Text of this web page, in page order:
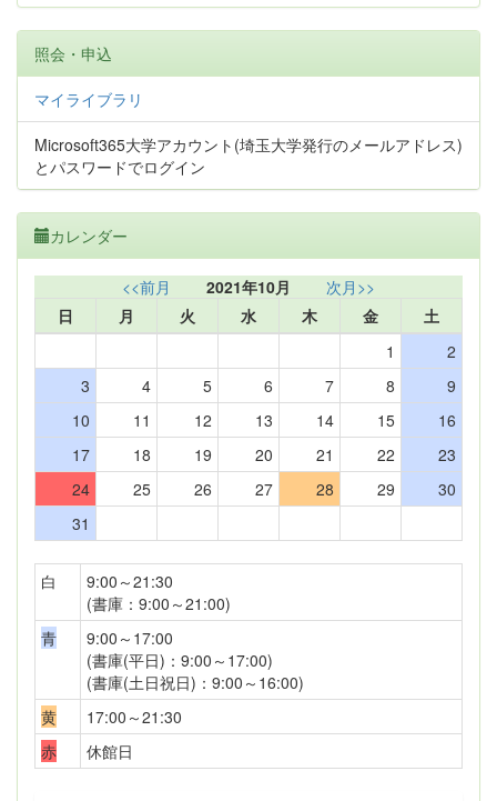
照会・申込
マイライブラリ
Microsoft365大学アカウント(埼玉大学発行のメールアドレス)
とパスワードでログイン
カレンダー
<<前月 2021年10月
次月>>
日
月 火 水 木 金
土
1
2
3
4 5 6 7 8
9
10
11 12 13 14 15
16
17
18 19 20 21 22
23
24
25 26 27 28 29
30
31
白
9:00～21:30
(書庫：9:00～21:00)
青
9:00～17:00
(書庫(平日)：9:00～17:00)
(書庫(土日祝日)：9:00～16:00)
黄
17:00～21:30
赤
休館日